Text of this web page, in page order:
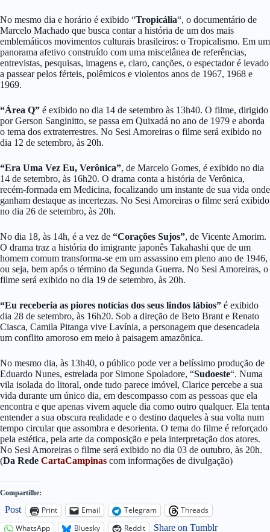
No mesmo dia e horário é exibido “Tropicália“, o documentário de
Marcelo Machado que busca contar a história de um dos mais
emblemáticos movimentos culturais brasileiros: o Tropicalismo. Em um
panorama afetivo construído com uma miscelânea de referências,
entrevistas, pesquisas, imagens e, claro, canções, o espectador é levado
a passear pelos férteis, polêmicos e violentos anos de 1967, 1968 e
1969.
“Área Q” é exibido no dia 14 de setembro às 13h40. O filme, dirigido
por Gerson Sanginitto, se passa em Quixadá no ano de 1979 e aborda
o tema dos extraterrestres. No Sesi Amoreiras o filme será exibido no
dia 12 de setembro, às 20h.
“Era Uma Vez Eu, Verônica”, de Marcelo Gomes, é exibido no dia
14 de setembro, às 16h20. O drama conta a história de Verônica,
recém-formada em Medicina, focalizando um instante de sua vida onde
ganham destaque as incertezas. No Sesi Amoreiras o filme será exibido
no dia 26 de setembro, às 20h.
No dia 18, às 14h, é a vez de “Corações Sujos”, de Vicente Amorim.
O drama traz a história do imigrante japonês Takahashi que de um
homem comum transforma-se em um assassino em pleno ano de 1946,
ou seja, bem após o término da Segunda Guerra. No Sesi Amoreiras, o
filme será exibido no dia 19 de setembro, às 20h.
“Eu receberia as piores notícias dos seus lindos lábios” é exibido
dia 28 de setembro, às 16h20. Sob a direção de Beto Brant e Renato
Ciasca, Camila Pitanga vive Lavínia, a personagem que desencadeia
um conflito amoroso em meio à paisagem amazônica.
No mesmo dia, às 13h40, o público pode ver a belíssimo produção de
Eduardo Nunes, estrelada por Simone Spoladore, “Sudoeste“. Numa
vila isolada do litoral, onde tudo parece imóvel, Clarice percebe a sua
vida durante um único dia, em descompasso com as pessoas que ela
encontra e que apenas vivem aquele dia como outro qualquer. Ela tenta
entender a sua obscura realidade e o destino daqueles à sua volta num
tempo circular que assombra e desorienta. O tema do filme é reforçado
pela estética, pela arte da composição e pela interpretação dos atores.
No Sesi Amoreiras o filme será exibido no dia 03 de outubro, às 20h.
(Da Rede CartaCampinas com informações de divulgação)
Compartilhe:
Post Print Email Telegram
Threads
WhatsApp
Bluesky Reddit Share on Tumblr